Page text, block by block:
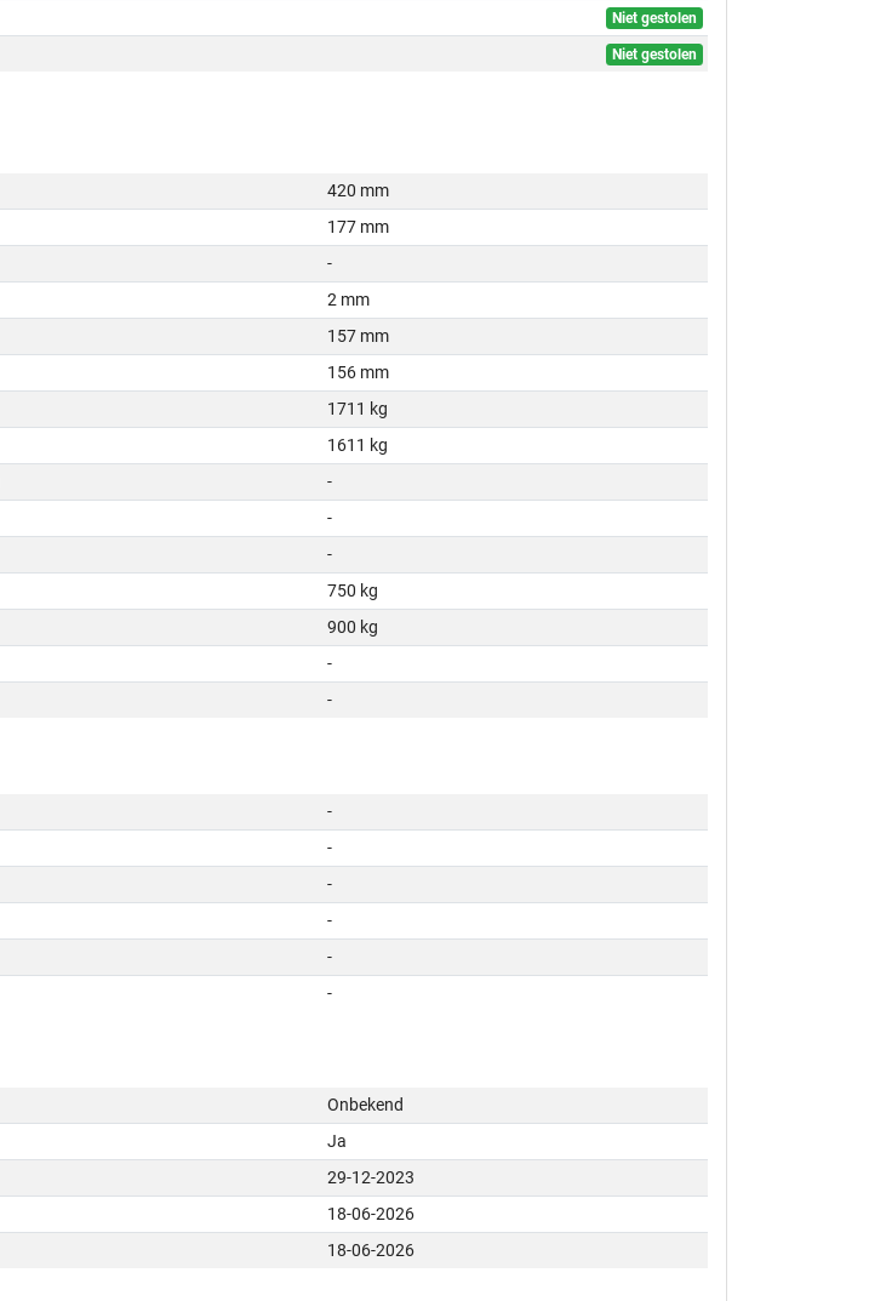
Niet gestolen
Niet gestolen
420 mm
177 mm
-
2 mm
157 mm
156 mm
1711 kg
1611 kg
-
-
-
750 kg
900 kg
-
-
-
-
-
-
-
-
Onbekend
Ja
29-12-2023
18-06-2026
18-06-2026